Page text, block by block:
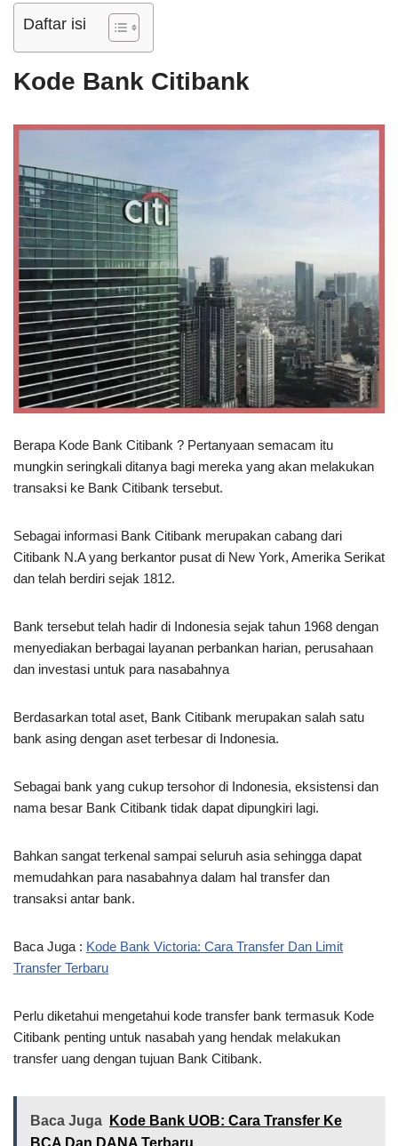
Daftar isi
Kode Bank Citibank
Berapa Kode Bank Citibank ? Pertanyaan semacam itu
mungkin seringkali ditanya bagi mereka yang akan melakukan
transaksi ke Bank Citibank tersebut.
Sebagai informasi Bank Citibank merupakan cabang dari
Citibank N.A yang berkantor pusat di New York, Amerika Serikat
dan telah berdiri sejak 1812.
Bank tersebut telah hadir di Indonesia sejak tahun 1968 dengan
menyediakan berbagai layanan perbankan harian, perusahaan
dan investasi untuk para nasabahnya
Berdasarkan total aset, Bank Citibank merupakan salah satu
bank asing dengan aset terbesar di Indonesia.
Sebagai bank yang cukup tersohor di Indonesia, eksistensi dan
nama besar Bank Citibank tidak dapat dipungkiri lagi.
Bahkan sangat terkenal sampai seluruh asia sehingga dapat
memudahkan para nasabahnya dalam hal transfer dan
transaksi antar bank.
Baca Juga : Kode Bank Victoria: Cara Transfer Dan Limit
Transfer Terbaru
Perlu diketahui mengetahui kode transfer bank termasuk Kode
Citibank penting untuk nasabah yang hendak melakukan
transfer uang dengan tujuan Bank Citibank.
Baca Juga
Kode Bank UOB: Cara Transfer Ke
BCA Dan DANA Terbaru